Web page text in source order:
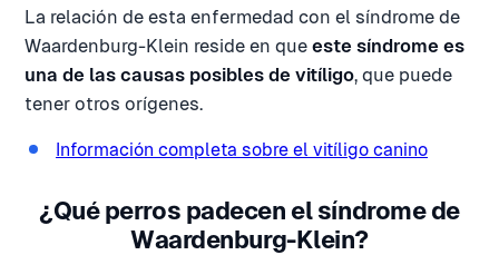
La relación de esta enfermedad con el síndrome de
Waardenburg-Klein reside en que este síndrome es
una de las causas posibles de vitíligo, que puede
tener otros orígenes.
Información completa sobre el vitíligo canino
¿Qué perros padecen el síndrome de
Waardenburg-Klein?